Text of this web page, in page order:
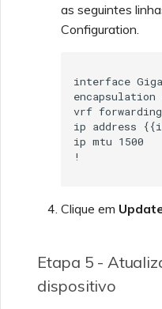
as seguintes
Configuration.
interface
vrf
ip address
ip mtu 1500
Clique em
Etapa 5 -
dispositivo